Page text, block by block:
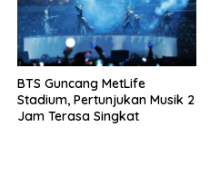
BTS Guncang MetLife
Stadium, Pertunjukan Musik 2
Jam Terasa Singkat